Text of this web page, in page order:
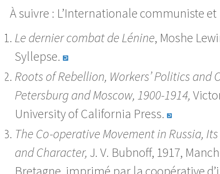
À suivre : L’Internationale communiste
Le dernier combat de Lénine, Moshe
Syllepse.
Roots of Rebellion, Workers’ Politics and
Petersburg and Moscow, 1900-1914,
University of California Press.
The Co-operative Movement in Russia,
and Character, J. V. Bubnoff, 1917,